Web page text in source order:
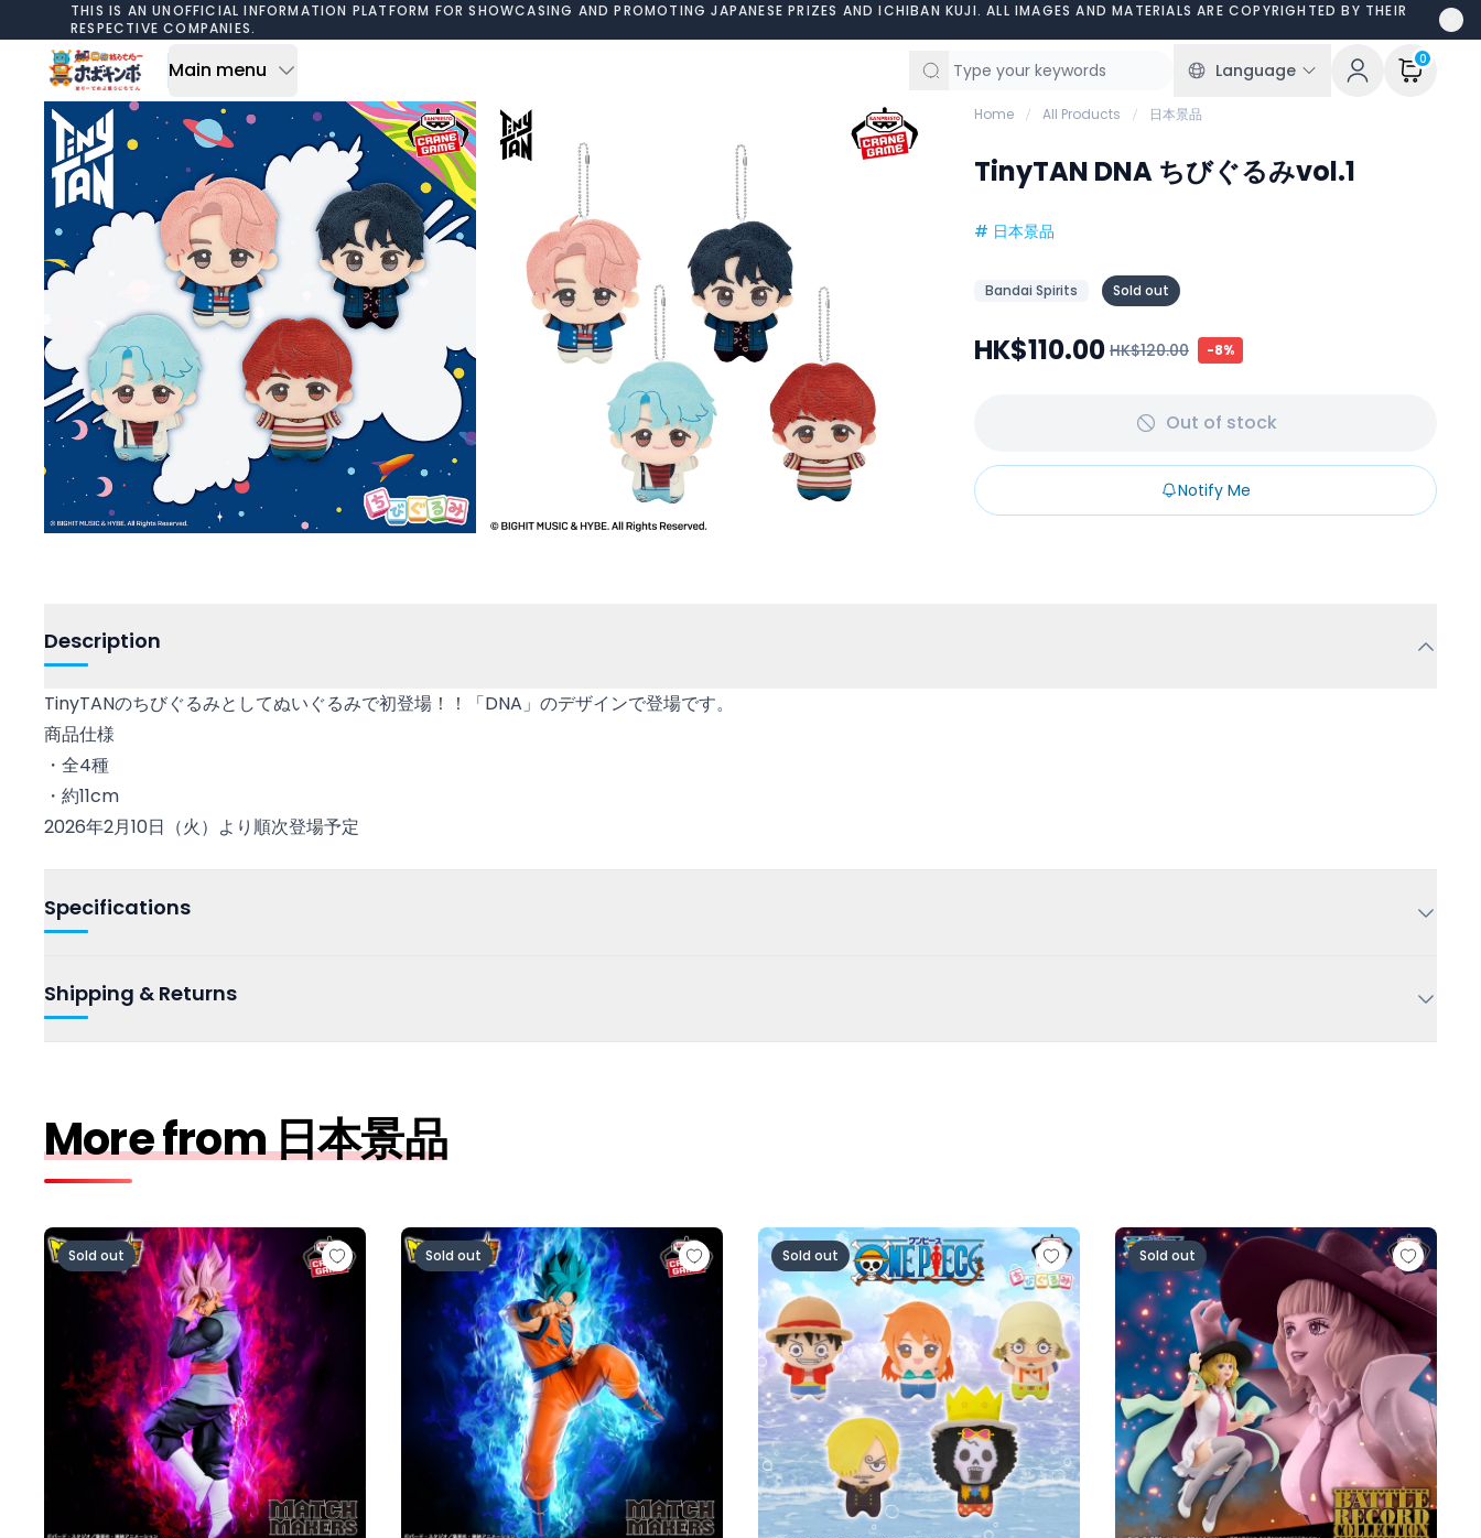
Skip to contentTHIS IS AN UNOFFICIAL INFORMATION PLATFORM FOR SHOWCASING AND PROMOTING JAPANESE PRIZES AND ICHIBAN KUJI. ALL IMAGES AND MATERIALS ARE COPYRIGHTED BY THEIR
RESPECTIVE COMPANIES.
Main menu Language
0
Home All Products 日本景品
TinyTAN DNA ちびぐるみvol.1
# 日本景品
Bandai Spirits Sold out
HK$110.00 HK$120.00 -8%
Out of stock
Notify Me
Description
TinyTANのちびぐるみとしてぬいぐるみで初登場！！「DNA」のデザインで登場です。
商品仕様
・全4種
・約11cm
2026年2月10日（火）より順次登場予定
Specifications
Shipping & Returns
More from 日本景品
ドラゴンボール超 MATCH MAKERS ゴクウブラック-超サイヤ人ロゼ-（VS孫悟空)
Sold out
ドラゴンボール超 MATCH MAKERS 孫悟空（VSゴクウブラック-超サイヤ人ロゼ-)
Sold out
ワンピース ちびぐるみ～麦わらの一味vol.1～
Sold out
ワンピース BATTLE RECORD COLLECTION-
Sold out